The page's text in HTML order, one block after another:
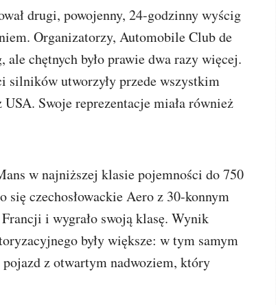
drugi, powojenny, 24-godzinny wyścig
Organizatorzy, Automobile Club de
chętnych było prawie dwa razy więcej.
silników utworzyły przede wszystkim
Swoje reprezentacje miała również
w najniższej klasie pojemności do 750
się czechosłowackie Aero z 30-konnym
i wygrało swoją klasę. Wynik
były większe: w tym samym
z otwartym nadwoziem, który